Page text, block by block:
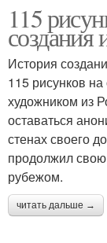
115
создания
История
115 рисунков
художником из
оставаться
стенах своего
продолжил свою
рубежом.
читать дальше →